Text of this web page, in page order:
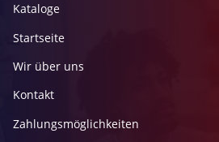
Kataloge
Startseite
Wir über uns
Kontakt
Zahlungsmöglichkeiten